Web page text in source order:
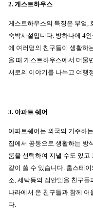
2. 게스트하우스
게스트하우스의 특징은 부엌,
숙박시설입니다. 방하나에 4
에 여러명의 친구들이 생활하
을 때 게스트하우스에서 머물
서로의 이야기를 나누고 여행
3. 아파트 쉐어
아파트쉐어는 외국의 거주하
집에서 공동으로 생활하는 방
룸을 선택하여 지낼 수도 있
같이 쓸 수 있습니다. 홈스테
소, 세탁등의 집안일을 친구
나라에서 온 친구들과 함께 어
다.